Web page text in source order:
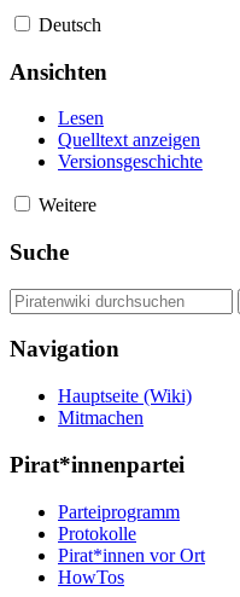
Deutsch
Ansichten
Lesen
Quelltext anzeigen
Versionsgeschichte
Weitere
Suche
Navigation
Hauptseite (Wiki)
Mitmachen
Pirat*innenpartei
Parteiprogramm
Protokolle
Pirat*innen vor Ort
HowTos